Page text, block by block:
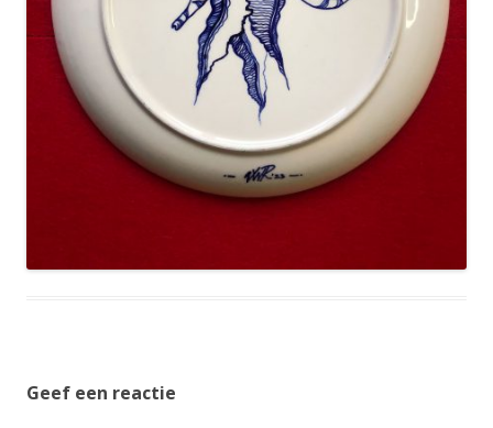
Geef een reactie